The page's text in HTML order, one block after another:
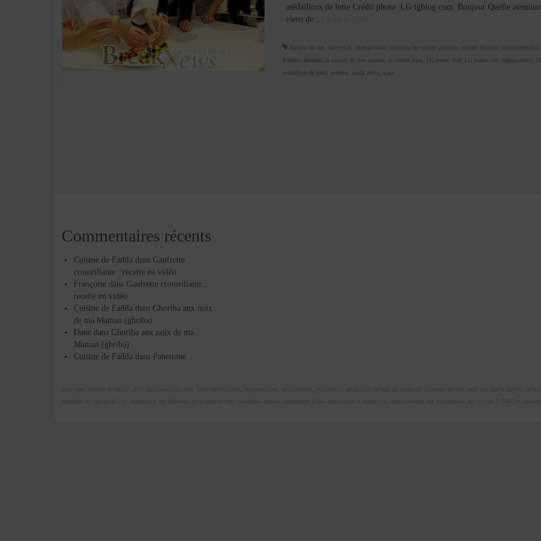
médaillons de lotte Crédit photo :LG lgblog.com Bonjour Quelle
viens de …
Afrique du sur, cape town, championnat, concours de cuisine amateur, cuisine amateur, cuisinedefadila,
Frédéric lesourd, la cuisine de mes racines, le cordon bleu, LG home chef, LG home chef championship
médaillon de lotte, polenta, south africa, wacs
Commentaires récents
Cuisine de Fadila dans Gaufrette
croustillante : recette en vidéo
Françoise dans Gaufrette croustillante :
recette en vidéo
Cuisine de Fadila dans Ghoriba aux noix
de ma Maman (ghriba)
Dane dans Ghoriba aux noix de ma
Maman (ghriba)
Cuisine de Fadila dans Panettone